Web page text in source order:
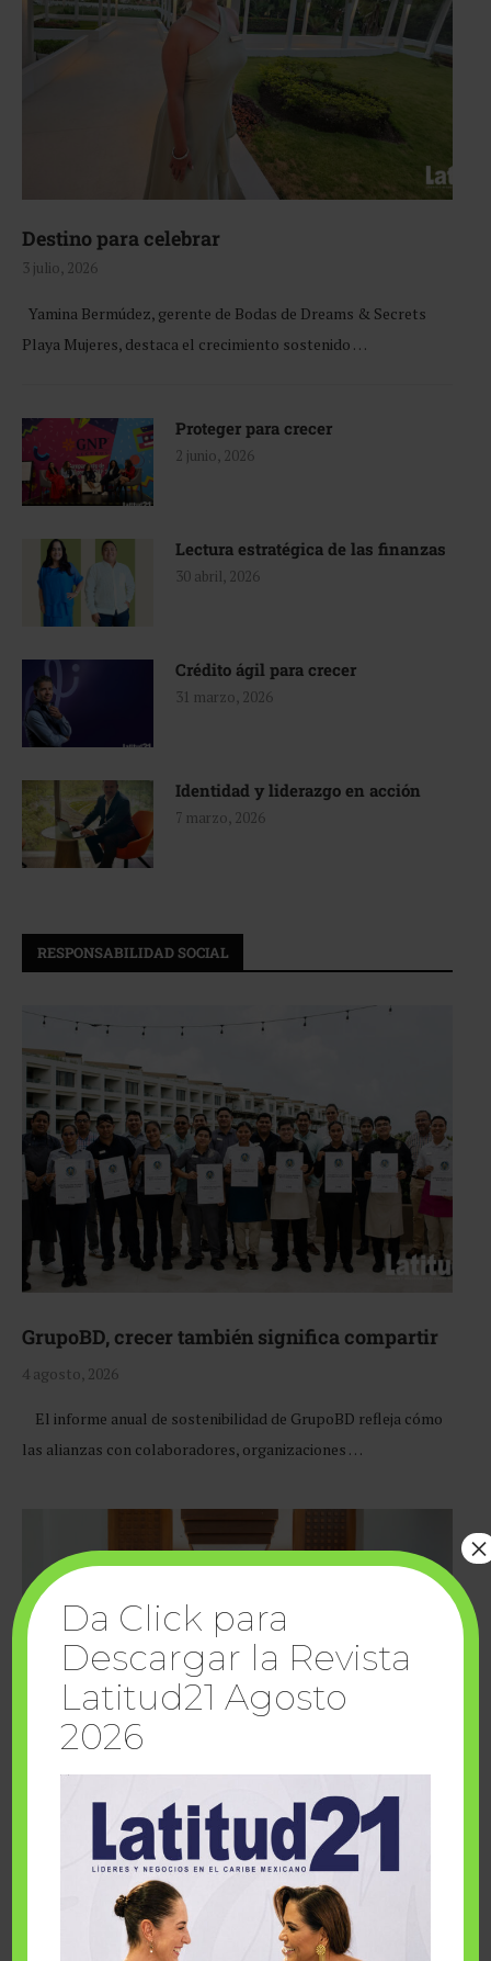
Destino para celebrar
3 julio, 2026
Yamina Bermúdez, gerente de Bodas de Dreams & Secrets
Playa Mujeres, destaca el crecimiento sostenido …
Proteger para crecer
2 junio, 2026
Lectura estratégica de las finanzas
30 abril, 2026
Crédito ágil para crecer
31 marzo, 2026
Identidad y liderazgo en acción
7 marzo, 2026
RESPONSABILIDAD SOCIAL
GrupoBD, crecer también significa compartir
4 agosto, 2026
El informe anual de sostenibilidad de GrupoBD refleja cómo
las alianzas con colaboradores, organizaciones …
Cuando la solidaridad inspira; cumplen
sueños Fairmont Mayakoba y Make-A-Wish
Da Click para
Descargar la Revista
Latitud21 Agosto
2026
×